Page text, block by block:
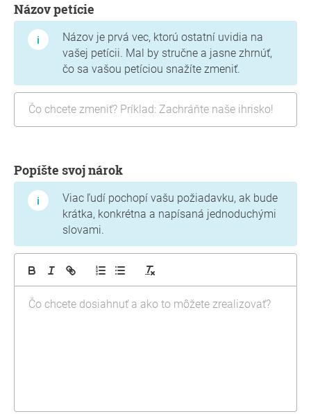
Názov petície
Názov je prvá vec, ktorú ostatní uvidia na
vašej petícii. Mal by stručne a jasne zhrnúť,
čo sa vašou petíciou snažíte zmeniť.
Popíšte svoj nárok
Viac ľudí pochopí vašu požiadavku, ak bude
krátka, konkrétna a napísaná jednoduchými
slovami.